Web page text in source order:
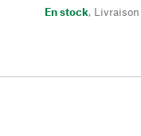
En stock,